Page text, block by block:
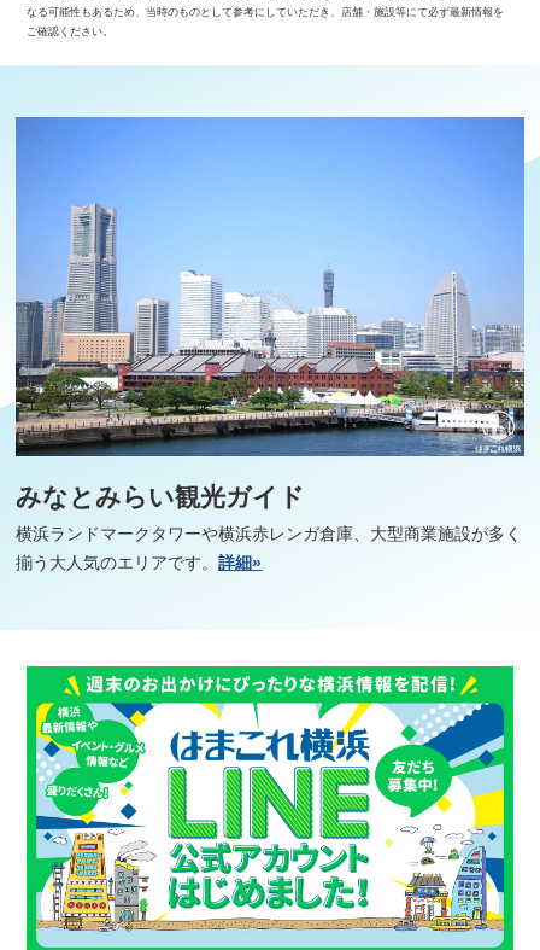
なる可能性もあるため、当時のものとして参考にしていただき、店舗・施設等にて必ず最新情報を
ご確認ください。
みなとみらい観光ガイド
横浜ランドマークタワーや横浜赤レンガ倉庫、大型商業施設が多く
揃う大人気のエリアです。詳細»